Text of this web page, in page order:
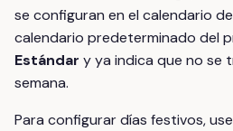
se configuran en el calendario
calendario predeterminado del
Estándar y ya indica que no se
semana.
Para configurar días festivos,